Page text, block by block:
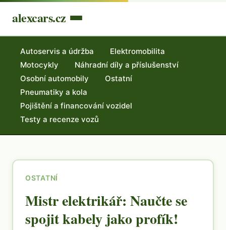
alexcars.cz
Autoservis a údržba
Elektromobilita
Motocykly
Náhradní díly a příslušenství
Osobní automobily
Ostatní
Pneumatiky a kola
Pojištění a financování vozidel
Testy a recenze vozů
OSTATNÍ
Mistr elektrikář: Naučte se
spojit kabely jako profík!